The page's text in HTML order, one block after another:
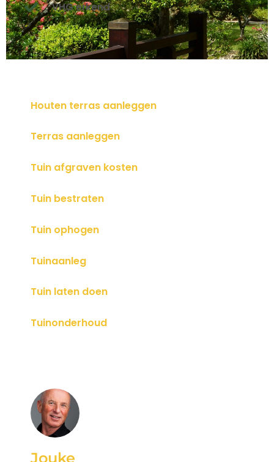
VHG erkend
Houten terras aanleggen
Terras aanleggen
Tuin afgraven kosten
Tuin bestraten
Tuin ophogen
Tuinaanleg
Tuin laten doen
Tuinonderhoud
Jouke